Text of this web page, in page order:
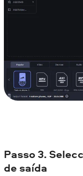
Passo 3.
de saída